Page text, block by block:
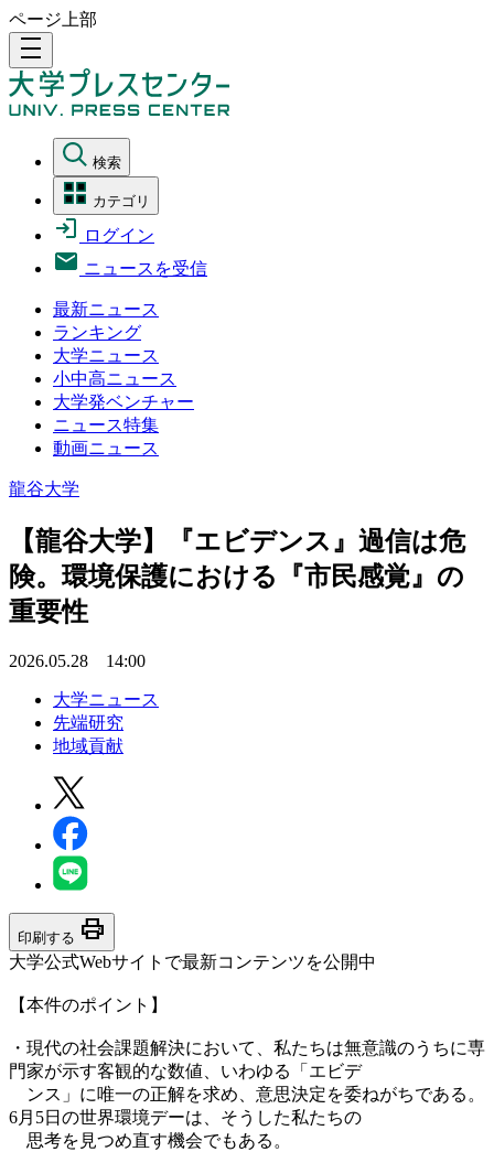
ページ上部
density_medium
検索
カテゴリ
ログイン
ニュースを受信
最新ニュース
ランキング
大学ニュース
小中高ニュース
大学発ベンチャー
ニュース特集
動画ニュース
龍谷大学
【龍谷大学】『エビデンス』過信は危
険。環境保護における『市民感覚』の
重要性
2026.05.28 14:00
大学ニュース
先端研究
地域貢献
印刷する print
大学公式Webサイトで最新コンテンツを公開中
【本件のポイント】
・現代の社会課題解決において、私たちは無意識のうちに専
門家が示す客観的な数値、いわゆる「エビデ
ンス」に唯一の正解を求め、意思決定を委ねがちである。
6月5日の世界環境デーは、そうした私たちの
思考を見つめ直す機会でもある。